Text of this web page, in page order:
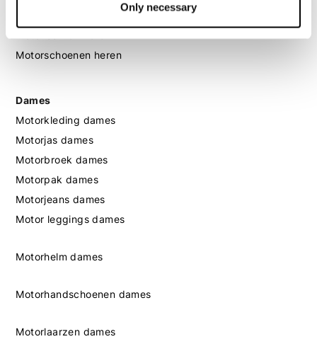
Only necessary
Motorschoenen heren
Dames
Motorkleding dames
Motorjas dames
Motorbroek dames
Motorpak dames
Motorjeans dames
Motor leggings dames
Motorhelm dames
Motorhandschoenen dames
Motorlaarzen dames